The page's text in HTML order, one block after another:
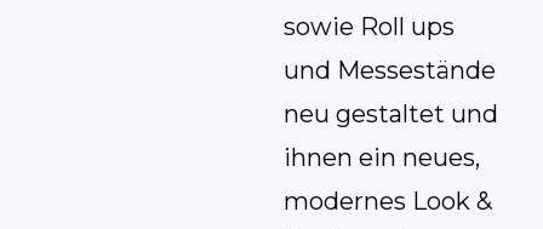
sowie Roll ups
und Messestände
neu gestaltet und
ihnen ein neues,
modernes Look &